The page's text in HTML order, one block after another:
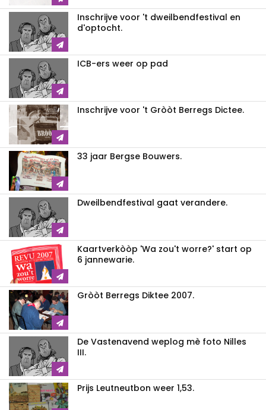
Inschrijve voor 't dweilbendfestival en
d'optocht.
ICB-ers weer op pad
Inschrijve voor 't Gròòt Berregs Dictee.
33 jaar Bergse Bouwers.
Dweilbendfestival gaat verandere.
Kaartverkòòp 'Wa zou't worre?' start op
6 jannewarie.
Gròòt Berregs Diktee 2007.
De Vastenavend weplog mè foto Nilles
III.
Prijs Leutneutbon weer 1,53.